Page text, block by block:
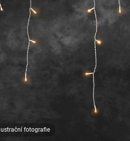
Ilustrační fotografie